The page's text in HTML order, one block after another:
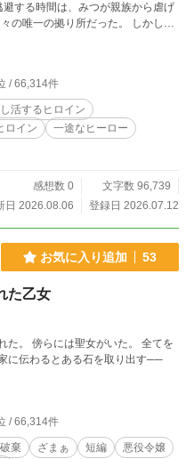
する時間は、みつが親族から虐げ
の唯一の拠り所だった。 しかし磨
ともなく、ただ静かに寄り添い、
りに触れるたび、少しずつみつの
つが凄惨な過去と決別し、真実の
。
/ 66,314件
活するヒロイン
ロイン
一途なヒーロー
感想数 0
文字数 96,739
日 2026.08.06
登録日 2026.07.12
お気に入り追加 53
た乙女
た。 傍らには聖女がいた。 全てを
に伝わるとある石を取り出す──
/ 66,314件
棄 ざまぁ 短編
悪役令嬢